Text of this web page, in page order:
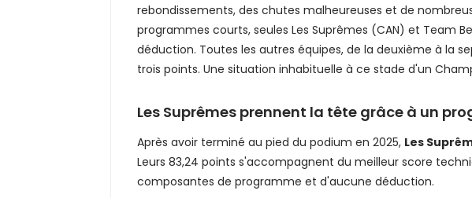
rebondissements, des chutes malheureuses et de
programmes courts, seules Les Suprêmes (CAN) et Team
déduction. Toutes les autres équipes, de la deuxième à la
trois points. Une situation inhabituelle à ce stade d'un
Les Suprêmes prennent la tête grâce à un
Après avoir terminé au pied du podium en 2025, Les
Leurs 83,24 points s'accompagnent du meilleur score
composantes de programme et d'aucune déduction.